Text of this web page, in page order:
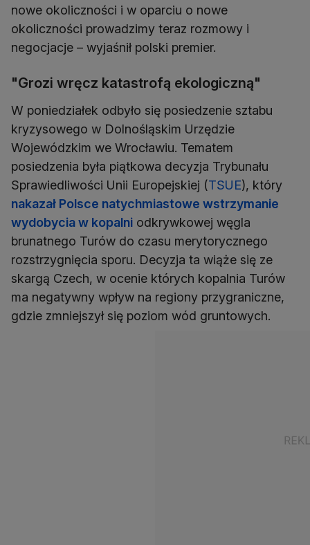
nowe okoliczności i w oparciu o nowe
okoliczności prowadzimy teraz rozmowy i
negocjacje – wyjaśnił polski premier.
"Grozi wręcz katastrofą ekologiczną"
W poniedziałek odbyło się posiedzenie sztabu
kryzysowego w Dolnośląskim Urzędzie
Wojewódzkim we Wrocławiu. Tematem
posiedzenia była piątkowa decyzja Trybunału
Sprawiedliwości Unii Europejskiej (TSUE), który
nakazał Polsce natychmiastowe wstrzymanie
wydobycia w kopalni odkrywkowej węgla
brunatnego Turów do czasu merytorycznego
rozstrzygnięcia sporu. Decyzja ta wiąże się ze
skargą Czech, w ocenie których kopalnia Turów
ma negatywny wpływ na regiony przygraniczne,
gdzie zmniejszył się poziom wód gruntowych.